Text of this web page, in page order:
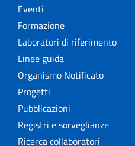
Eventi
Formazione
Laboratori di riferimento
Linee guida
Organismo Notificato
Progetti
Pubblicazioni
Registri e sorveglianze
Ricerca collaboratori